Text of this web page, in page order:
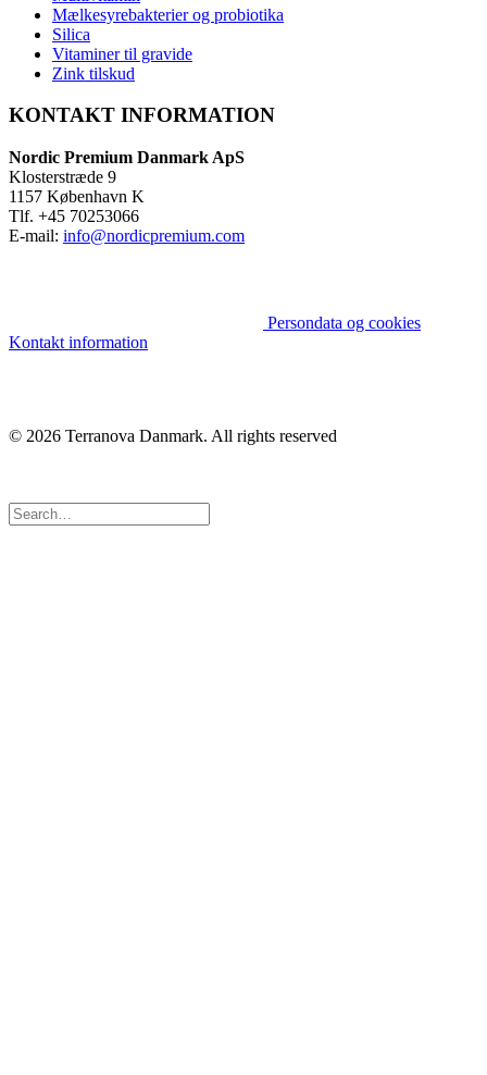
Mælkesyrebakterier og probiotika
Silica
Vitaminer til gravide
Zink tilskud
KONTAKT INFORMATION
Nordic Premium Danmark ApS
Klosterstræde 9
1157 København K
Tlf. +45 70253066
E-mail: info@nordicpremium.com
Persondata og cookies
Kontakt information
© 2026 Terranova Danmark. All rights reserved